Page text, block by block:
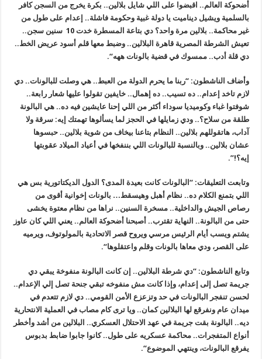
أضحوكة العالم.. اقبضوا على اللي شايل بلالين.. بكرة يخرج من السجن كافر
بالسلمية ويشيل ديناميت يا دولة غبية وحكومة فاشلة.. إعدام على طول من
غير محاكمة.. بلالين مرة واحد؟ دي بتاعة المسطرة خدت 10 سنين سجن..
تعيش الشرطة المصرية قاهرة البلالين.. وضبط معها قلم أسود عريض الخط..
دي قلة أدب.. ممسوك في قضية بالونات ههه“.
وأضاف الناشطون: “ربنا ما يحرم الدولة من العبط.. هي وصلت للبالونات.. دي
لازم تاخد إعدام.. ده تسيب.. ده إهمال.. خايفين تقولوا عليها شعار رابعة..
شوفتوا غباء وكوميديا سوداء أكثر من اللي إحنا عايشين فيه ده.. هي البالونة
طلقة من سلاح؟.. ودي زمايلها في الحجز لما يسألوها تهمتك إيه: سرقة ولا
آداب، هاتقوللهم بلالين.. النظام بتاعنا بيخاف من شوية بلالين.. حبسوها
عشان بلالين.. وبالنسبة للبالونات اللي بننفخها في أعياد الميلاد عقوبتها
إيه؟!”.
وتابعت التعليقات: “البالونات كانت بعيدة المدى؟ الدول الديكتاتورية بس هي
اللي بتمنع الكلام ده.. نظام أهبل وهيسقط… بالونات إخوانية أقوى من
رصاص الجيش والداخلية.. مسخرة السنين.. نراها من نظام معتوة يخشى
حتى من البالونة.. النهاية تقترب.. أصبحنا أضحوكة العالم.. يعني اللي كان عاوز
يشتم ويسب أيام الرئيس مرسي ويروح قصر الاتحادية بالمولوتوف، ويرميه
على القصر، ودي معاها بالونات وقلم واعتقلوها“.
وتابع الناشطون: “دي شرطة البلالين.. إن كانت البالونة منفوخة يبقي دي
جريمة تصل إلى إعدام، وإذا كانت مش منفوخه تبقي جنحة تصل إلي الإعدام..
لحسن تنفجر البالونات في حد وتزعزع الأمن القومي.. دي لازم تتعدم في
ميدان عام ونفرقع لها البلالين كمان.. ويا ترى كام مصاب في العملية الانتحارية
ديه.. البالونة بقت جريمة في عهد الاحتلال العسكري.. البلالين من أشد وأخطر
أنواع المتفجرات.. محاكمة عسكريه على طول.. كانوا جابوا ضابط بدبوس
يفرقع البالونات، وينتهي الموضوع“.